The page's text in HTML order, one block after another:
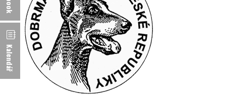
Kalendář